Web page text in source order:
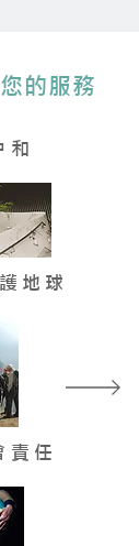
的服務
和
地球
責任